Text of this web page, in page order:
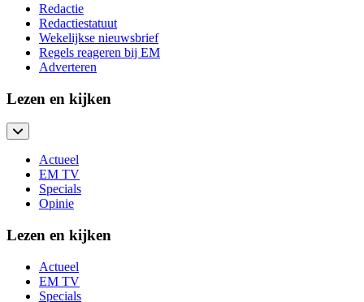
Redactie
Redactiestatuut
Wekelijkse nieuwsbrief
Regels reageren bij EM
Adverteren
Lezen en kijken
Actueel
EM TV
Specials
Opinie
Lezen en kijken
Actueel
EM TV
Specials